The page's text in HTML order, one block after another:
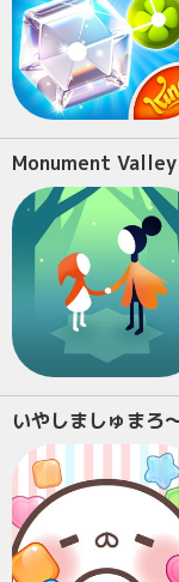
Monument
いやしましゅまろ